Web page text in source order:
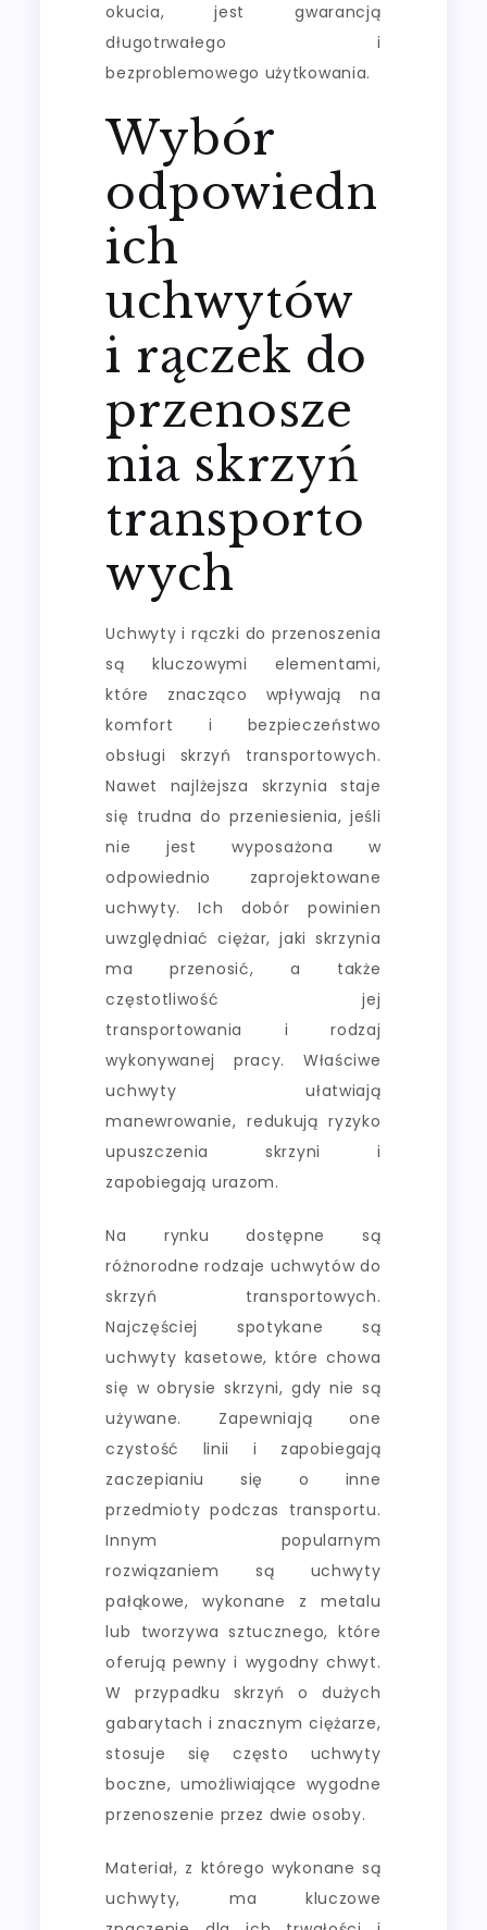
okucia, jest gwarancją
długotrwałego i
bezproblemowego użytkowania.
Wybór
odpowiedn
ich
uchwytów
i rączek do
przenosze
nia skrzyń
transporto
wych
Uchwyty i rączki do przenoszenia
są kluczowymi elementami,
które znacząco wpływają na
komfort i bezpieczeństwo
obsługi skrzyń transportowych.
Nawet najlżejsza skrzynia staje
się trudna do przeniesienia, jeśli
nie jest wyposażona w
odpowiednio zaprojektowane
uchwyty. Ich dobór powinien
uwzględniać ciężar, jaki skrzynia
ma przenosić, a także
częstotliwość jej
transportowania i rodzaj
wykonywanej pracy. Właściwe
uchwyty ułatwiają
manewrowanie, redukują ryzyko
upuszczenia skrzyni i
zapobiegają urazom.
Na rynku dostępne są
różnorodne rodzaje uchwytów do
skrzyń transportowych.
Najczęściej spotykane są
uchwyty kasetowe, które chowa
się w obrysie skrzyni, gdy nie są
używane. Zapewniają one
czystość linii i zapobiegają
zaczepianiu się o inne
przedmioty podczas transportu.
Innym popularnym
rozwiązaniem są uchwyty
pałąkowe, wykonane z metalu
lub tworzywa sztucznego, które
oferują pewny i wygodny chwyt.
W przypadku skrzyń o dużych
gabarytach i znacznym ciężarze,
stosuje się często uchwyty
boczne, umożliwiające wygodne
przenoszenie przez dwie osoby.
Materiał, z którego wykonane są
uchwyty, ma kluczowe